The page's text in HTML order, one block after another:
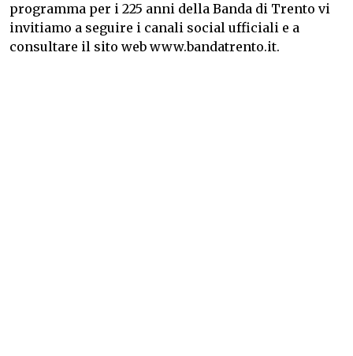
programma per i 225 anni della Banda di Trento vi
invitiamo a seguire i canali social ufficiali e a
consultare il sito web www.bandatrento.it.